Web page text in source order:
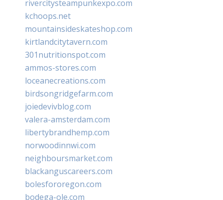
rivercitysteampunkexpo.com
kchoops.net
mountainsideskateshop.com
kirtlandcitytavern.com
301nutritionspot.com
ammos-stores.com
loceanecreations.com
birdsongridgefarm.com
joiedevivblog.com
valera-amsterdam.com
libertybrandhemp.com
norwoodinnwi.com
neighboursmarket.com
blackanguscareers.com
bolesfororegon.com
bodega-ole.com